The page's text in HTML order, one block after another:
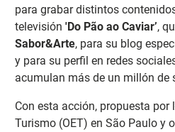
para grabar distintos
televisión 'Do Pão ao Caviar’,
Sabor&Arte, para su blog
y para su perfil en redes
acumulan más de un millón de
Con esta acción, propuesta por
Turismo (OET) en São Paulo y